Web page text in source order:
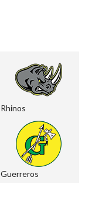
Rhinos
Guerreros